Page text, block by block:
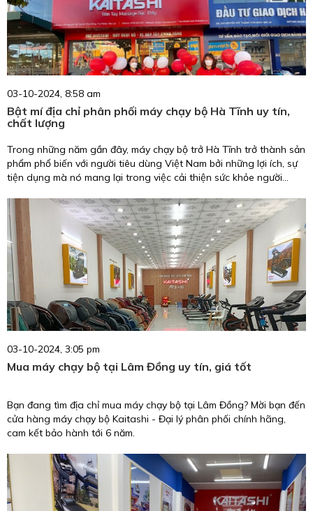
03-10-2024, 8:58 am
Bật mí địa chỉ phân phối máy chạy bộ Hà Tĩnh uy tín,
chất lượng
Trong những năm gần đây, máy chạy bộ trở Hà Tĩnh trở thành sản
phẩm phổ biến với người tiêu dùng Việt Nam bởi những lợi ích, sự
tiện dụng mà nó mang lại trong việc cải thiện sức khỏe người
03-10-2024, 3:05 pm
Mua máy chạy bộ tại Lâm Đồng uy tín, giá tốt
Bạn đang tìm địa chỉ mua máy chạy bộ tại Lâm Đồng? Mời bạn đến
cửa hàng máy chạy bộ Kaitashi - Đại lý phân phối chính hãng,
cam kết bảo hành tới 6 năm.